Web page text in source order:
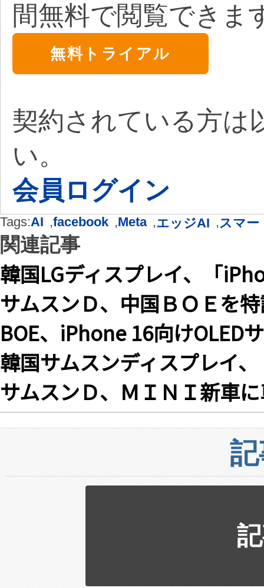
間無料で閲覧できま
無料トライアル
契約されている方は
い。
会員ログイン
Tags:AI ,facebook ,Meta ,エッジAI ,スマー
関連記事
韓国LGディスプレイ、「
サムスンＤ、中国ＢＯＥを
BOE、iPhone 16向けOLED
韓国サムスンディスプレイ
サムスンＤ、ＭＩＮＩ新車